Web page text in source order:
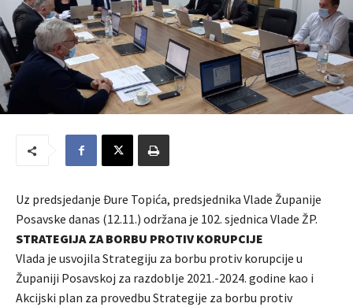
Uz predsjedanje Đure Topića, predsjednika Vlade Županije
Posavske danas (12.11.) održana je 102. sjednica Vlade ŽP.
STRATEGIJA ZA BORBU PROTIV KORUPCIJE
Vlada je usvojila Strategiju za borbu protiv korupcije u
Županiji Posavskoj za razdoblje 2021.-2024. godine kao i
Akcijski plan za provedbu Strategije za borbu protiv